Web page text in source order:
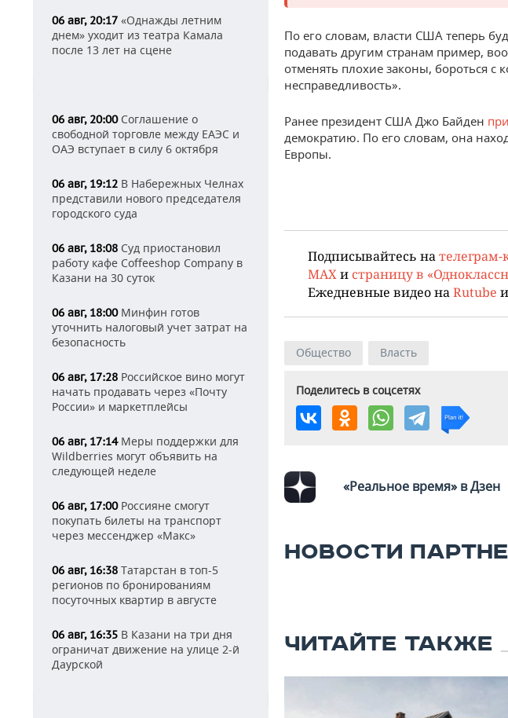
06 авг, 20:17 «Однажды летним
днем» уходит из театра Камала
после 13 лет на сцене
06 авг, 20:00Соглашение о
свободной торговле между ЕАЭС и
ОАЭ вступает в силу 6 октября
06 авг, 19:12 В Набережных Челнах
представили нового председателя
городского суда
06 авг, 18:08 Суд приостановил
работу кафе Coffeeshop Company в
Казани на 30 суток
06 авг, 18:00Минфин готов
уточнить налоговый учет затрат на
безопасность
06 авг, 17:28 Российское вино могут
начать продавать через «Почту
России» и маркетплейсы
06 авг, 17:14Меры поддержки для
Wildberries могут объявить на
следующей неделе
06 авг, 17:00Россияне смогут
покупать билеты на транспорт
через мессенджер «Макс»
06 авг, 16:38 Татарстан в топ-5
регионов по бронированиям
посуточных квартир в августе
06 авг, 16:35 В Казани на три дня
ограничат движение на улице 2-й
Даурской
По его словам, власти США теперь
подавать другим странам пример,
отменять плохие законы, бороться с
несправедливость».
Ранее президент США Джо Байден
демократию. По его словам, она
Европы.
Подписывайтесь на телеграм-
MAX и страницу в
Ежедневные видео на Rutube и
Общество Власть
Поделитесь в соцсетях
«Реальное время» в Дзен
НОВОСТИ
ЧИТАЙТЕ ТАКЖЕ